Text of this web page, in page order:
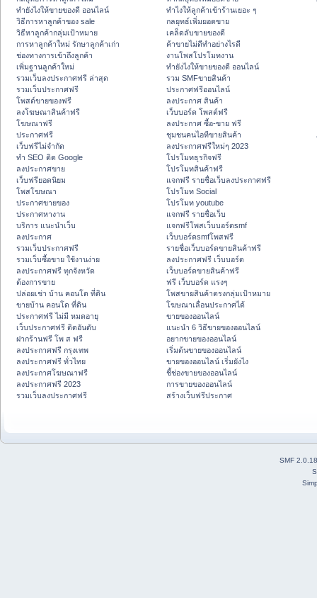
ทํายังไงให้ขายของดี ออนไลน์
วิธีการหาลูกค้าของ sale
วิธีหาลูกค้ากลุ่มเป้าหมาย
การหาลูกค้าใหม่ รักษาลูกค้าเก่า
ช่องทางการเข้าถึงลูกค้า
เพิ่มฐานลูกค้าใหม่
รวมเว็บลงประกาศฟรี ล่าสุด
รวมเว็บประกาศฟรี
โพสต์ขายของฟรี
ลงโฆษณาสินค้าฟรี
โฆษณาฟรี
ประกาศฟรี
เว็บฟรีไม่จำกัด
ทำ SEO ติด Google
ลงประกาศขาย
เว็บฟรียอดนิยม
โพสโฆษณา
ประกาศขายของ
ประกาศหางาน
บริการ แนะนำเว็บ
ลงประกาศ
รวมเว็บประกาศฟรี
รวมเว็บซื้อขาย ใช้งานง่าย
ลงประกาศฟรี ทุกจังหวัด
ต้องการขาย
ปล่อยเช่า บ้าน คอนโด ที่ดิน
ขายบ้าน คอนโด ที่ดิน
ประกาศฟรี ไม่มี หมดอายุ
เว็บประกาศฟรี ติดอันดับ
ฝากร้านฟรี โพ ส ฟรี
ลงประกาศฟรี กรุงเทพ
ลงประกาศฟรี ทั่วไทย
ลงประกาศโฆษณาฟรี
ลงประกาศฟรี 2023
รวมเว็บลงประกาศฟรี
ทําไงให้ลูกค้าเข้าร้านเยอะ ๆ
กลยุทธ์เพิ่มยอดขาย
เคล็ดลับขายของดี
ค้าขายไม่ดีทำอย่างไรดี
งานโพสโปรโมทงาน
ทํายังไงให้ขายของดี ออนไลน์
รวม SMFขายสินค้า
ประกาศฟรีออนไลน์
ลงประกาศ สินค้า
เว็บบอร์ด โพสต์ฟรี
ลงประกาศ ซื้อ-ขาย ฟรี
ชุมชนคนไอทีขายสินค้า
ลงประกาศฟรีใหม่ๆ 2023
โปรโมทธุรกิจฟรี
โปรโมทสินค้าฟรี
แจกฟรี รายชื่อเว็บลงประกาศฟรี
โปรโมท Social
โปรโมท youtube
แจกฟรี รายชื่อเว็บ
แจกฟรีโพสเว็บบอร์ดsmf
เว็บบอร์ดsmfโพสฟรี
รายชื่อเว็บบอร์ดขายสินค้าฟรี
ลงประกาศฟรี เว็บบอร์ด
เว็บบอร์ดขายสินค้าฟรี
ฟรี เว็บบอร์ด แรงๆ
โพสขายสินค้าตรงกลุ่มเป้าหมาย
โฆษณาเลื่อนประกาศได้
ขายของออนไลน์
แนะนำ 6 วิธีขายของออนไลน์
อยากขายของออนไลน์
เริ่มต้นขายของออนไลน์
ขายของออนไลน์ เริ่มยังไง
ชี้ช่องขายของออนไลน์
การขายของออนไลน์
สร้างเว็บฟรีประกาศ
SMF 2.0.18